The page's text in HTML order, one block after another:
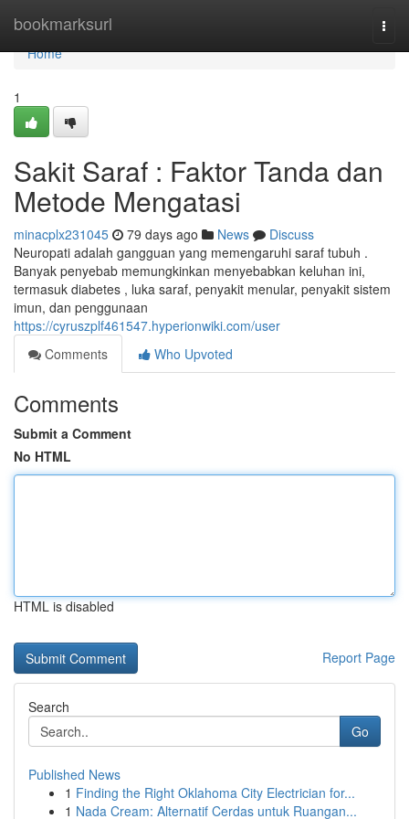
bookmarksurl
Home
Home
1
Sakit Saraf : Faktor Tanda dan
Metode Mengatasi
minacplx231045 79 days ago News
Discuss
Neuropati adalah gangguan yang memengaruhi saraf tubuh .
Banyak penyebab memungkinkan menyebabkan keluhan ini,
termasuk diabetes , luka saraf, penyakit menular, penyakit sistem
imun, dan penggunaan
https://cyruszplf461547.hyperionwiki.com/user
Comments
Who Upvoted
Comments
Submit a Comment
No HTML
HTML is disabled
Report Page
Search
Go
Published News
1 Finding the Right Oklahoma City Electrician for...
1 Nada Cream: Alternatif Cerdas untuk Ruangan...